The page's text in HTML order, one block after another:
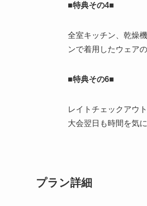
■特典その4■
全室キッチン、乾燥
ンで着用したウェア
■特典その6■
レイトチェックアウ
大会翌日も時間を気
プラン詳細